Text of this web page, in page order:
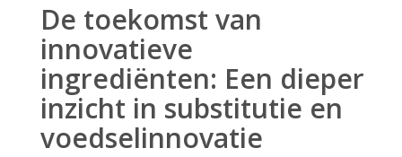
De toekomst van
innovatieve
ingrediënten: Een dieper
inzicht in substitutie en
voedselinnovatie